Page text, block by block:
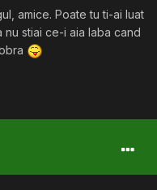
amice. Poate tu ti-ai luat
nu stiai ce-i aia laba cand